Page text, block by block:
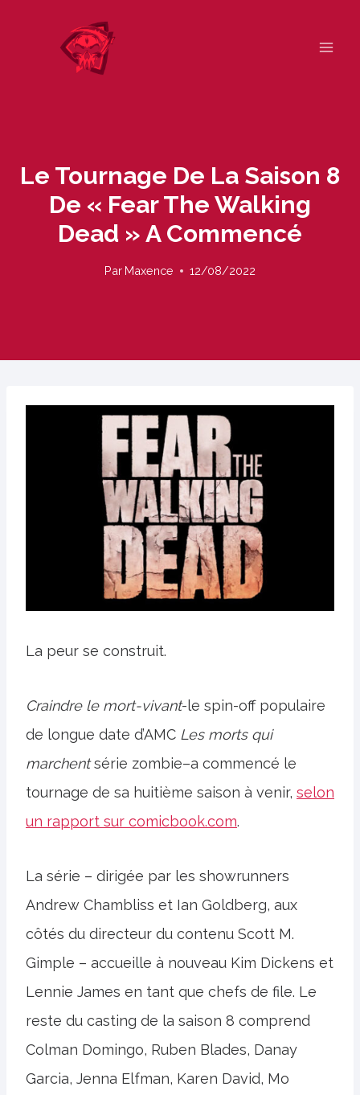
Le Tournage De La Saison 8
De « Fear The Walking
Dead » A Commencé
Par Maxence 12/08/2022
La peur se construit.
Craindre le mort-vivant-le spin-off populaire
de longue date d’AMC Les morts qui
marchentsérie zombie–a commencé le
tournage de sa huitième saison à venir, selon
un rapport sur comicbook.com.
La série – dirigée par les showrunners
Andrew Chambliss et Ian Goldberg, aux
côtés du directeur du contenu Scott M.
Gimple – accueille à nouveau Kim Dickens et
Lennie James en tant que chefs de file. Le
reste du casting de la saison 8 comprend
Colman Domingo, Ruben Blades, Danay
Garcia, Jenna Elfman, Karen David, Mo